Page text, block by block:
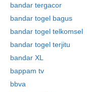
bandar tergacor
bandar togel bagus
bandar togel telkomsel
bandar togel terjitu
bandar XL
bappam tv
bbva